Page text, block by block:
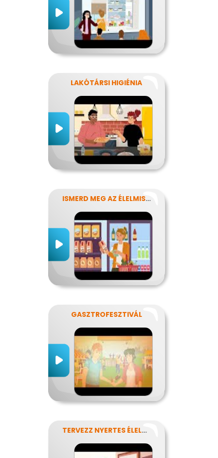
LAKÓTÁRSI HIGIÉNIA
ISMERD MEG AZ ÉLELMISZEREK TITKAIT!
GASZTROFESZTIVÁL
TERVEZZ NYERTES ÉLELMISZER-CSOMAGOLÁST!